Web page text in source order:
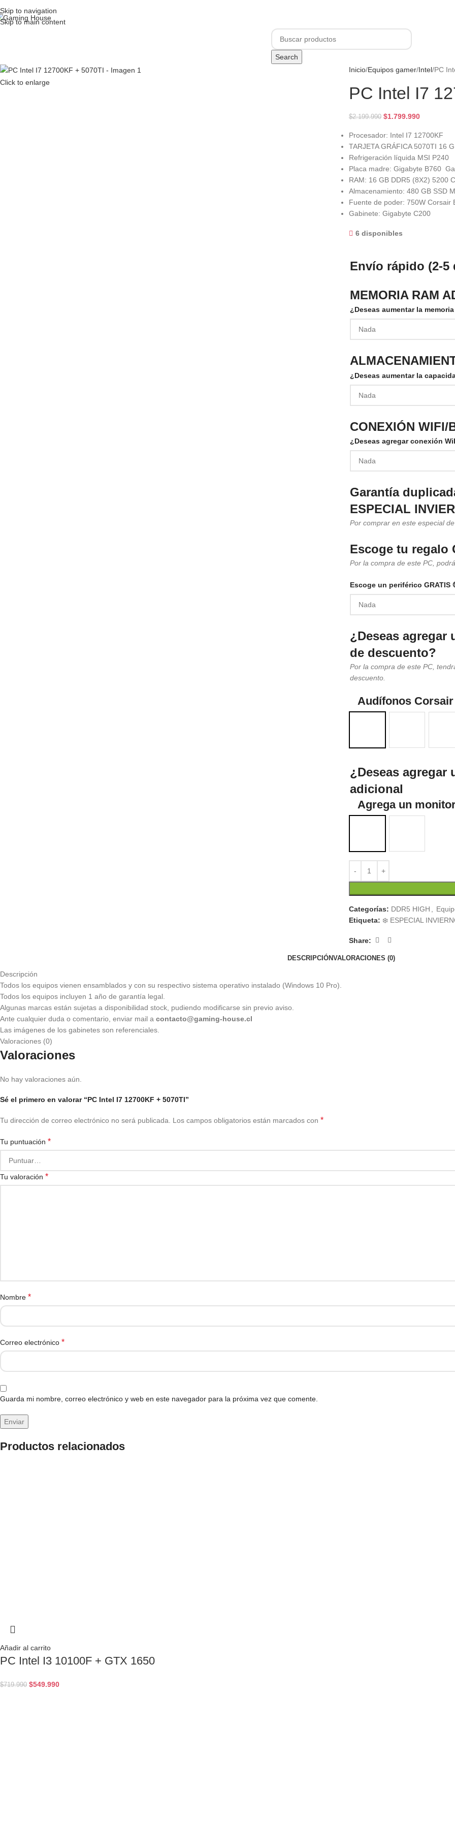
Skip to navigation
Skip to main content
Search
Click to enlarge
Inicio Equipos gamer Intel PC
PC Intel I7
$2.199.990 $1.799.990
Procesador: Intel I7 12700KF
TARJETA GRÁFICA 5070TI 16
Refrigeración líquida MSI P240
Placa madre: Gigabyte B760
RAM: 16 GB DDR5 (8X2) 5200
Almacenamiento: 480 GB SSD
Fuente de poder: 750W Corsair
Gabinete: Gigabyte C200
6 disponibles
Envío rápido (2-5
MEMORIA RAM
¿Deseas aumentar la
¿Deseas aumentar la
CONEXIÓN WIFI/
¿Deseas agregar conexión
Garantía
ESPECIAL
Por comprar en este especial
Escoge tu regalo
Por la compra de este PC,
Escoge un periférico GRATIS
¿Deseas agregar
de descuento?
Por la compra de este PC,
descuento.
Audífonos Corsair
¿Deseas agregar
adicional
Agrega un
Categorías: DDR5 HIGH ,
Etiqueta: ❄️ ESPECIAL
Share:
DESCRIPCIÓNVALORACIONES (0)
Descripción
Todos los equipos vienen ensamblados y con su respectivo sistema operativo instalado (Windows 10 Pro).
Todos los equipos incluyen 1 año de garantía legal.
Algunas marcas están sujetas a disponibilidad stock, pudiendo modificarse sin previo aviso.
Ante cualquier duda o comentario, enviar mail a contacto@gaming-house.cl
Las imágenes de los gabinetes son referenciales.
Valoraciones (0)
Valoraciones
No hay valoraciones aún.
Sé el primero en valorar “PC Intel I7 12700KF + 5070TI”
Tu dirección de correo electrónico no será publicada. Los campos obligatorios están marcados con *
Tu puntuación *
Tu valoración *
Nombre *
Correo electrónico *
Guarda mi nombre, correo electrónico y web en este navegador para la próxima vez que comente.
Productos relacionados
Añadir al carrito
PC Intel I3 10100F + GTX 1650
$719.990 $549.990